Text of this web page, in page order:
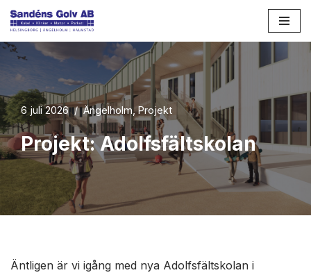
till
innehåll
6 juli 2026 Ängelholm,Projekt
Projekt: Adolfsfältskolan
Äntligen är vi igång med nya Adolfsfältskolan i